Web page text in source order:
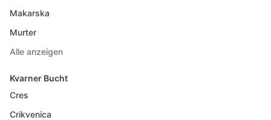
Makarska
Murter
Alle anzeigen
Kvarner Bucht
Cres
Crikvenica